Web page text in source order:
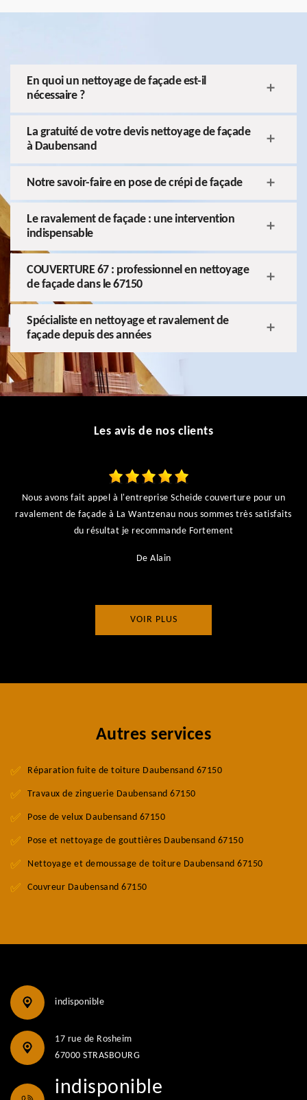
En quoi un nettoyage de façade est-il
nécessaire ?
La gratuité de votre devis nettoyage de façade
à Daubensand
Notre savoir-faire en pose de crépi de façade
Le ravalement de façade : une intervention
indispensable
COUVERTURE 67 : professionnel en nettoyage
de façade dans le 67150
Spécialiste en nettoyage et ravalement de
façade depuis des années
Les avis de nos clients
Nous avons fait appel à l'entreprise Scheide couverture pour un
ravalement de façade à La Wantzenau nous sommes très satisfaits
du résultat je recommande Fortement
De Alain
VOIR PLUS
Autres services
Réparation fuite de toiture Daubensand 67150
Travaux de zinguerie Daubensand 67150
Pose de velux Daubensand 67150
Pose et nettoyage de gouttières Daubensand 67150
Nettoyage et demoussage de toiture Daubensand 67150
Couvreur Daubensand 67150
indisponible
17 rue de Rosheim
67000 STRASBOURG
indisponible